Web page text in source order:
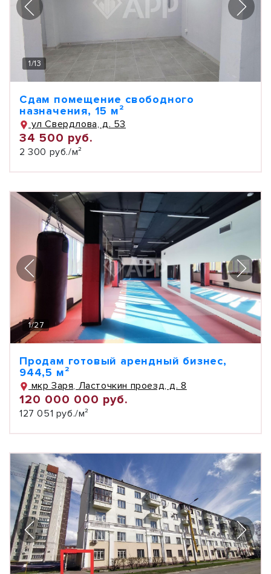
1/13
Сдам помещение свободного
назначения, 15 м²
ул Свердлова, д. 53
34 500 руб.
2 300 руб./м²
1/27
Продам готовый арендный бизнес,
944,5 м²
мкр Заря, Ласточкин проезд, д. 8
120 000 000 руб.
127 051 руб./м²